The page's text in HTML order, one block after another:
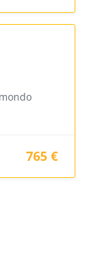
765 €